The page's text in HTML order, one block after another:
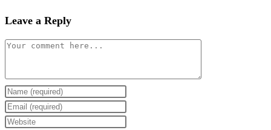
Leave a Reply
Comment
Enter
your
name
Enter
your
Enter